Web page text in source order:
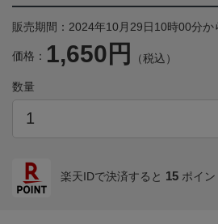
販売期間：2024年10月29日10時00分か
価格： 1,650円 （税込）
数量
楽天IDで決済すると 15 ポイ